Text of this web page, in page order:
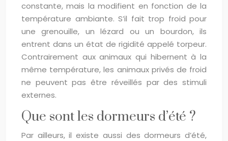
constante, mais la modifient en fonction de la
température ambiante. S’il fait trop froid pour
une grenouille, un lézard ou un bourdon, ils
entrent dans un état de rigidité appelé torpeur.
Contrairement aux animaux qui hibernent à la
même température, les animaux privés de froid
ne peuvent pas être réveillés par des stimuli
externes.
Que sont les dormeurs d’été ?
Par ailleurs, il existe aussi des dormeurs d’été,